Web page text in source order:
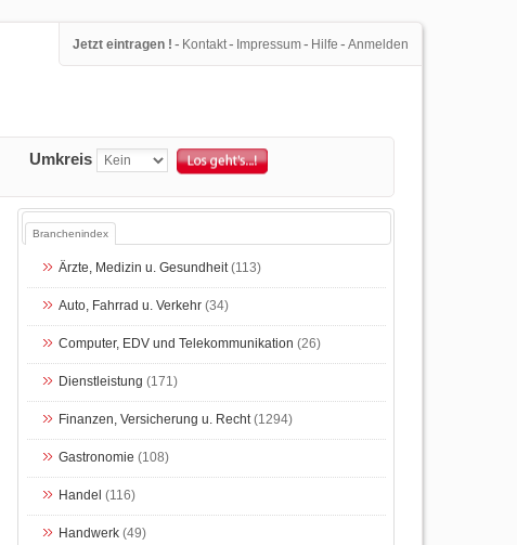
Jetzt eintragen ! - Kontakt- Impressum- Hilfe - Anmelden
Umkreis
Branchenindex
Ärzte, Medizin u. Gesundheit(113)
Auto, Fahrrad u. Verkehr(34)
Computer, EDV und Telekommunikation (26)
Dienstleistung (171)
Finanzen, Versicherung u. Recht(1294)
Gastronomie (108)
Handel (116)
Handwerk(49)